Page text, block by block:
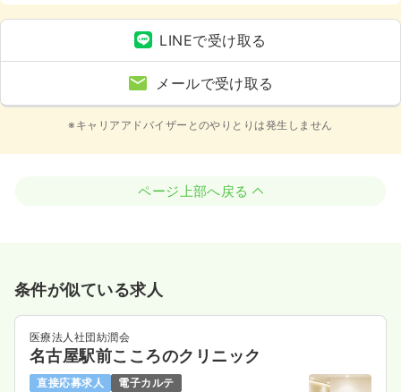
LINEで受け取る
メールで受け取る
※キャリアアドバイザーとのやりとりは発生しません
ページ上部へ戻る
条件が似ている求人
医療法人社団紡潤会
名古屋駅前こころのクリニック
直接応募求人
電子カルテ